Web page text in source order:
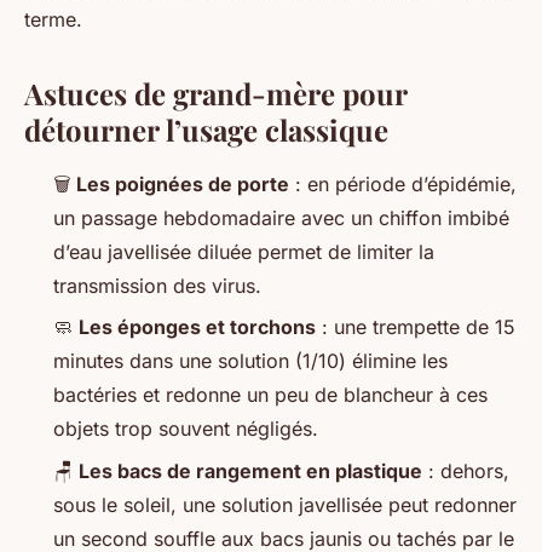
terme.
Astuces de grand-mère pour
détourner l’usage classique
🗑️ Les poignées de porte : en période d’épidémie,
un passage hebdomadaire avec un chiffon imbibé
d’eau javellisée diluée permet de limiter la
transmission des virus.
🧼 Les éponges et torchons : une trempette de 15
minutes dans une solution (1/10) élimine les
bactéries et redonne un peu de blancheur à ces
objets trop souvent négligés.
🪑 Les bacs de rangement en plastique : dehors,
sous le soleil, une solution javellisée peut redonner
un second souffle aux bacs jaunis ou tachés par le